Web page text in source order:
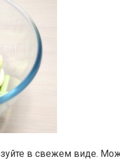
в свежем виде.